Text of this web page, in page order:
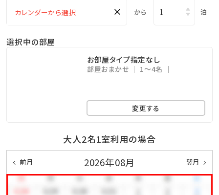
またはホテルへお問合せください。
□■屋内プール■□
営業時間：6:00～22:00
ジャグジー付き温水プールあり
□■屋外プール■□
□■アクセス■□
那覇空港より車で約90分。
許田ICより車で約35分。
× から 泊
選択中の部屋
お部屋タイプ指定なし
部屋おまかせ 1～4名
変更する
大人2名1室利用の場合
前月 2026年08月 翌月